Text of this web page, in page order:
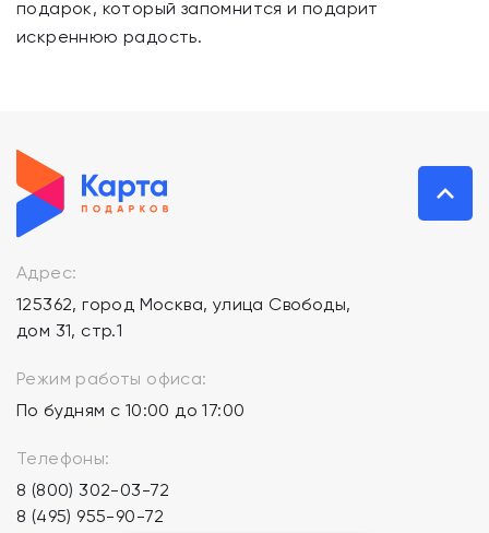
подарок, который запомнится и подарит
искреннюю радость.
Адрес:
125362, город Москва, улица Свободы,
дом 31, стр.1
Режим работы офиса:
По будням с 10:00 до 17:00
Телефоны:
8 (800) 302-03-72
8 (495) 955-90-72